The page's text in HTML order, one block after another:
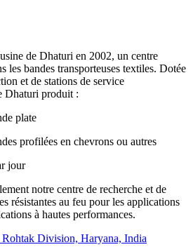
de Dhaturi en 2002, un centre
les bandes transporteuses textiles. Dotée
et de stations de service
Dhaturi produit :
plate
profilées en chevrons ou autres
jour
notre centre de recherche et de
résistantes au feu pour les applications
à hautes performances.